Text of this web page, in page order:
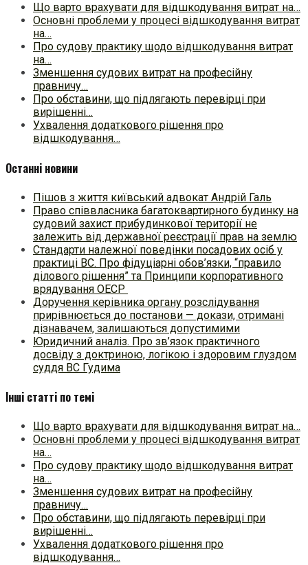
Що варто врахувати для відшкодування витрат на…
Основні проблеми у процесі відшкодування витрат
на…
Про судову практику щодо відшкодування витрат
на…
Зменшення судових витрат на професійну
правничу…
Про обставини, що підлягають перевірці при
вирішенні…
Ухвалення додаткового рішення про
відшкодування…
Останні новини
Пішов з життя київський адвокат Андрій Галь
Право співвласника багатоквартирного будинку на
судовий захист прибудинкової території не
залежить від державної реєстрації прав на землю
Стандарти належної поведінки посадових осіб у
практиці ВC. Про фідуціарні обов’язки, “правило
ділового рішення” та Принципи корпоративного
врядування ОЕСР
Доручення керівника органу розслідування
прирівнюється до постанови — докази, отримані
дізнавачем, залишаються допустимими
Юридичний аналіз. Про зв’язок практичного
досвіду з доктриною, логікою і здоровим глуздом
суддя ВС Гудима
Інші статті по темі
Що варто врахувати для відшкодування витрат на…
Основні проблеми у процесі відшкодування витрат
на…
Про судову практику щодо відшкодування витрат
на…
Зменшення судових витрат на професійну
правничу…
Про обставини, що підлягають перевірці при
вирішенні…
Ухвалення додаткового рішення про
відшкодування…